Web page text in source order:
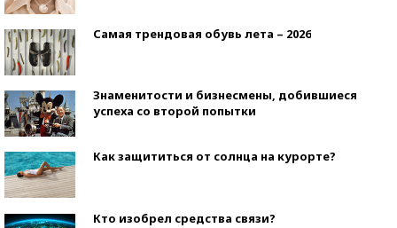
Самая трендовая обувь лета – 2026
Знаменитости и бизнесмены, добившиеся
успеха со второй попытки
Как защититься от солнца на курорте?
Кто изобрел средства связи?